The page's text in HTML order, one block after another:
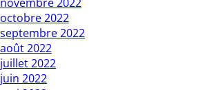
octobre 2022
septembre 2022
août 2022
juillet 2022
juin 2022